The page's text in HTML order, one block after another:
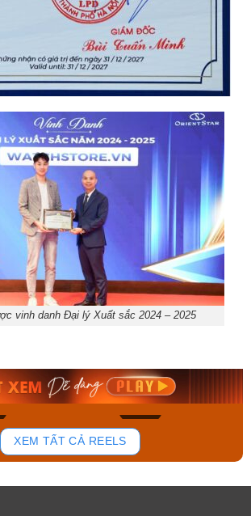
vinh danh Đại lý Xuất sắc 2024 – 2025
178
Mua ngay
XEM TẤT CẢ REELS